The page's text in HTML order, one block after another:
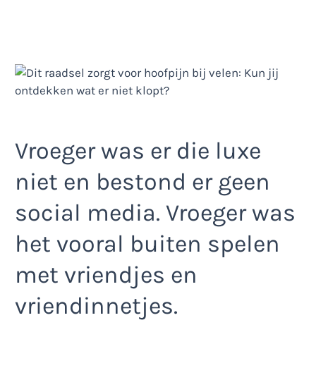
Vroeger was er die luxe
niet en bestond er geen
social media. Vroeger was
het vooral buiten spelen
met vriendjes en
vriendinnetjes.